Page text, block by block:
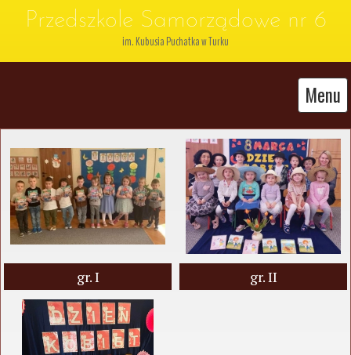
Przedszkole Samorządowe nr 6
im. Kubusia Puchatka w Turku
Menu
gr. I gr. II